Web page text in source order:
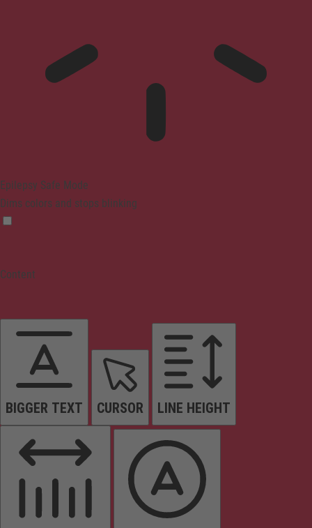
Epilepsy Safe Mode
Dims colors and stops blinking
Content
BIGGER TEXT CURSOR LINE HEIGHT